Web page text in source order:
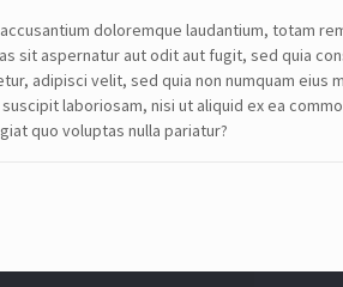
doloremque laudantium, totam
sit aspernatur aut odit aut fugit, sed quia
adipisci velit, sed quia non numquam
laboriosam, nisi ut aliquid ex ea
quo voluptas nulla pariatur?
USA